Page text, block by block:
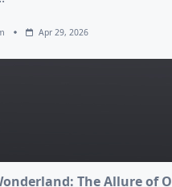
Apr 29, 2026
The Allure of